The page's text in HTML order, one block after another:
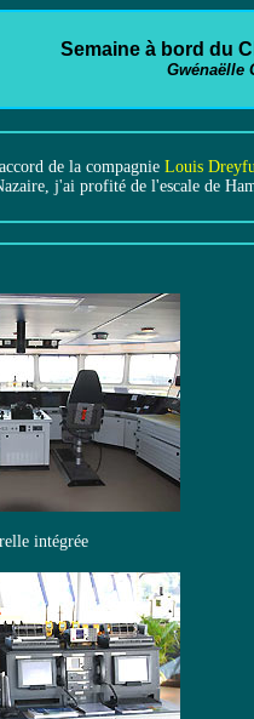
Semaine à bord du
Gwénaëlle
de la compagnie Louis
j'ai profité de l'escale de
intégrée